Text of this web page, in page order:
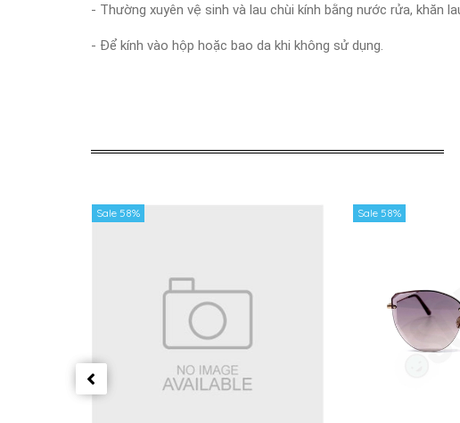
- Thường xuyên vệ sinh và lau chùi kính bằng nước rửa, khăn
- Để kính vào hộp hoặc bao da khi không sử dụng.
Sale 58% Sale 58%